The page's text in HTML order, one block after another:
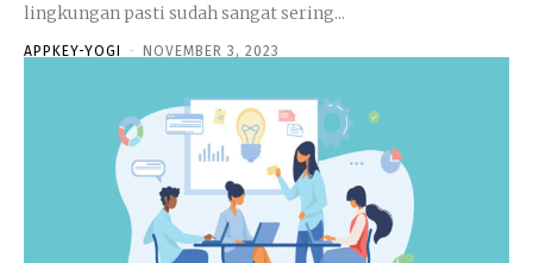
lingkungan pasti sudah sangat sering...
APPKEY-YOGI - NOVEMBER 3, 2023